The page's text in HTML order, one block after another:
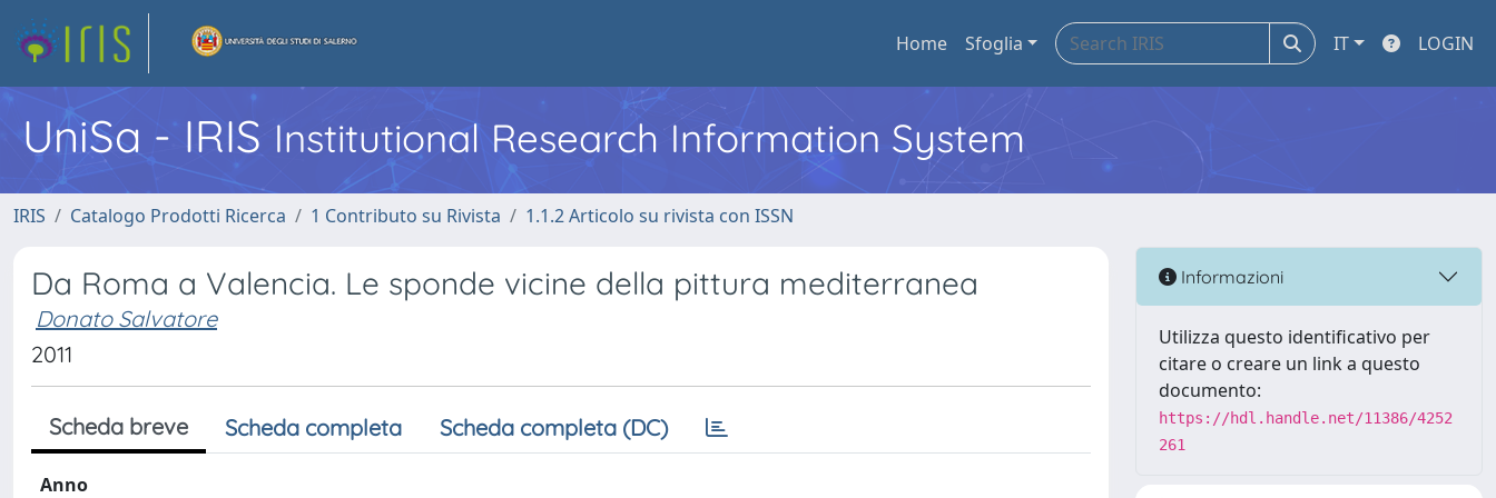
Home Sfoglia IT LOGIN
UniSa - IRIS Institutional Research Information System
IRIS Catalogo Prodotti Ricerca 1 Contributo su Rivista 1.1.2 Articolo su rivista con ISSN
Da Roma a Valencia. Le sponde vicine della pittura mediterranea
Donato Salvatore
2011
Scheda breve Scheda completa Scheda completa (DC)
Anno
Informazioni
Utilizza questo identificativo per
citare o creare un link a questo
documento:
https://hdl.handle.net/11386/4252
261